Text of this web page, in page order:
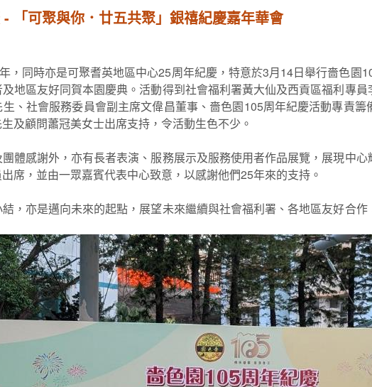
「可聚與你．廿五共聚」銀禧紀慶嘉年華會
，同時亦是可聚耆英地區中心25周年紀慶，特意於3月14日舉行嗇色園
地區友好同賀本園慶典。活動得到社會福利署黃大仙及西貢區福利專
、社會服務委員會副主席文偉昌董事、嗇色園105周年紀慶活動專責
及顧問蕭冠美女士出席支持，令活動生色不少。
體感謝外，亦有長者表演、服務展示及服務使用者作品展覽，展現中
席，並由一眾嘉賓代表中心致意，以感謝他們25年來的支持。
，亦是邁向未來的起點，展望未來繼續與社會福利署、各地區友好合